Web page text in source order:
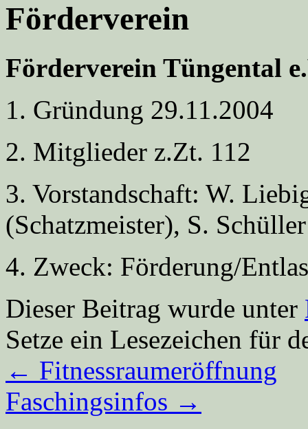
Förderverein
Förderverein Tüngental
1. Gründung 29.11.2004
2. Mitglieder z.Zt. 112
3. Vorstandschaft: W.
(Schatzmeister), S.
4. Zweck: Förderung/
Dieser Beitrag wurde unter
Setze ein Lesezeichen für
← Fitnessraumeröffnung
Faschingsinfos →